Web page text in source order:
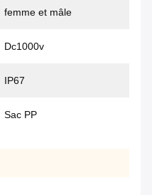
femme et mâle
Dc1000v
IP67
Sac PP